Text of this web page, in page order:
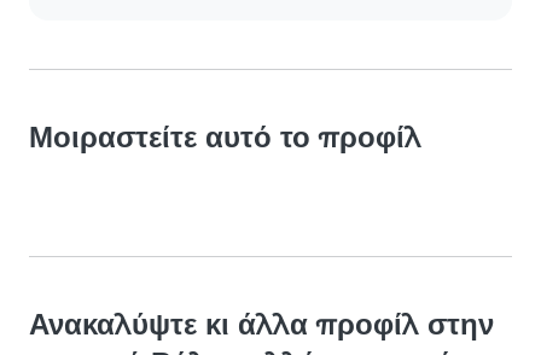
Μοιραστείτε αυτό το προφίλ
Ανακαλύψτε κι άλλα προφίλ στην